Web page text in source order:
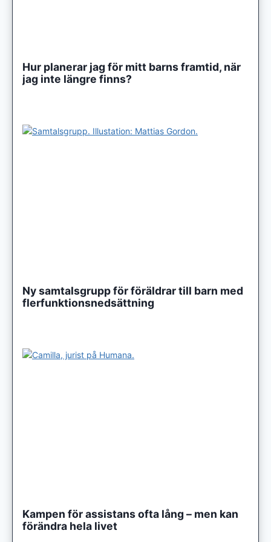
Hur planerar jag för mitt barns framtid, när
jag inte längre finns?
Ny samtalsgrupp för föräldrar till barn med
flerfunktionsnedsättning
Kampen för assistans ofta lång – men kan
förändra hela livet